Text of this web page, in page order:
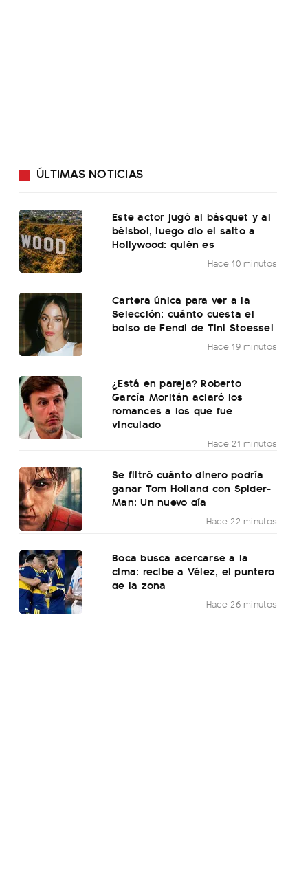
ÚLTIMAS NOTICIAS
Este actor jugó al básquet y al
béisbol, luego dio el salto a
Hollywood: quién es
Hace 10 minutos
Cartera única para ver a la
Selección: cuánto cuesta el
bolso de Fendi de Tini Stoessel
Hace 19 minutos
¿Está en pareja? Roberto
García Moritán aclaró los
romances a los que fue
vinculado
Hace 21 minutos
Se filtró cuánto dinero podría
ganar Tom Holland con Spider-
Man: Un nuevo día
Hace 22 minutos
Boca busca acercarse a la
cima: recibe a Vélez, el puntero
de la zona
Hace 26 minutos